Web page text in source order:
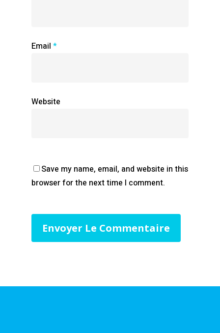
Email *
Website
Save my name, email, and website in this
browser for the next time I comment.